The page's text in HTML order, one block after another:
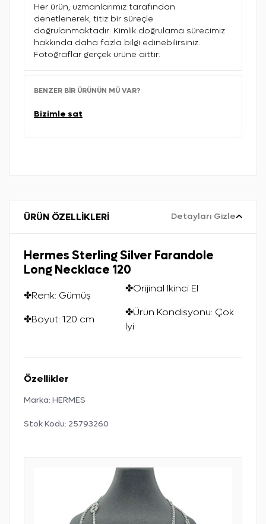
Her ürün, uzmanlarımız tarafından
denetlenerek, titiz bir süreçle
doğrulanmaktadır. Kimlik doğrulama sürecimiz
hakkında daha fazla bilgi edinebilirsiniz.
Fotoğraflar gerçek ürüne aittir.
BENZER BIR ÜRÜNÜN MÜ VAR?
Bizimle sat
ÜRÜN ÖZELLİKLERİ Detayları Gizle
Hermes Sterling Silver Farandole
Long Necklace 120
✤Renk: Gümüş
✤Boyut: 120 cm
✤Orijinal İkinci El
✤Ürün Kondisyonu: Çok
İyi
Özellikler
Marka: HERMES
Stok Kodu: 25793260